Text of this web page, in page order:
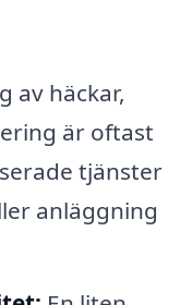
av häckar,
är oftast
tjänster
anläggning